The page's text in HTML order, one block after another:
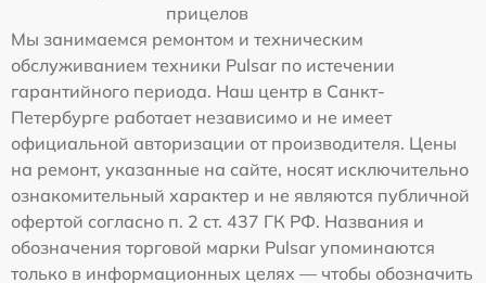
прицелов
Мы занимаемся ремонтом и техническим
обслуживанием техники Pulsar по истечении
гарантийного периода. Наш центр в Санкт-
Петербурге работает независимо и не имеет
официальной авторизации от производителя. Цены
на ремонт, указанные на сайте, носят исключительно
ознакомительный характер и не являются публичной
офертой согласно п. 2 ст. 437 ГК РФ. Названия и
обозначения торговой марки Pulsar упоминаются
только в информационных целях — чтобы обозначить